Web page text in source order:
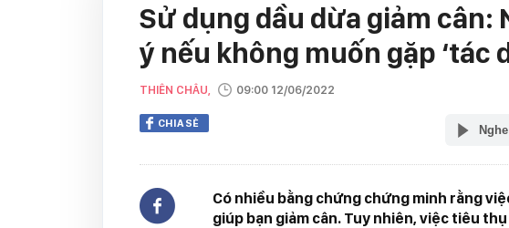
Sử dụng dầu dừa giảm
ý nếu không muốn gặp ‘tác
THIÊN CHÂU, 09:00 12/06/2022
CHIA SẺ
Có nhiều bằng chứng chứng minh rằng
giúp bạn giảm cân. Tuy nhiên, việc tiêu